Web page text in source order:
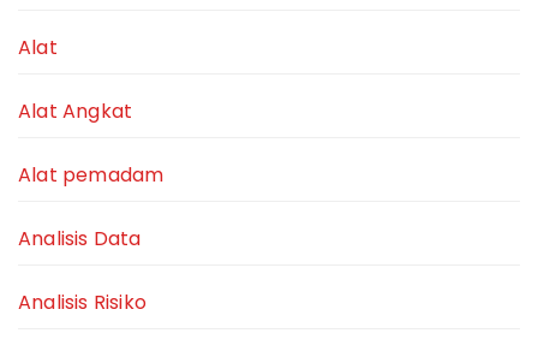
Alat
Alat Angkat
Alat pemadam
Analisis Data
Analisis Risiko